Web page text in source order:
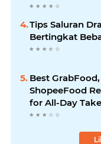
Tips Saluran
Bertingkat
Best
ShopeeFood
for All-Day